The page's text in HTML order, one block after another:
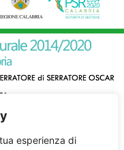
esperienza di